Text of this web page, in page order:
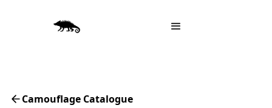
Camouflage Catalogue